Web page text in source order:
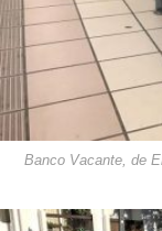
Banco Vacante, de